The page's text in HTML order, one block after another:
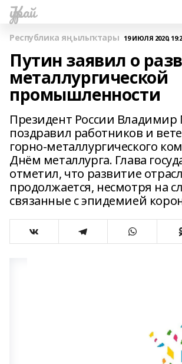
Ҡурай
Республика яңылыҡтары 19 ИЮЛЯ 2020,
Путин заявил о
металлургической
промышленности
Президент России Владимир
поздравил работников и
горно-металлургического
Днём металлурга. Глава
отметил, что развитие
продолжается, несмотря на
связанные с эпидемией